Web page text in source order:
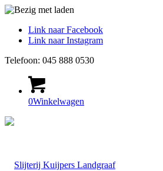
Link naar Facebook
Link naar Instagram
Telefoon: 045 888 0530
0Winkelwagen